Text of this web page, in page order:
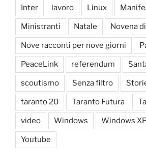
Inter lavoro Linux
Ministranti Natale Novena
Nove racconti per nove giorni
PeaceLink referendum
scoutismo Senza filtro
taranto 20 Taranto Futura
video Windows Windows
Youtube